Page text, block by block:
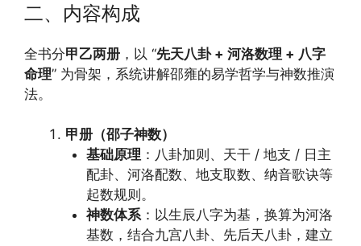
二、内容构成
全书分甲乙两册 ，以 “先天八卦 + 河洛数理 + 八字
命理” 为骨架，系统讲解邵雍的易学哲学与神数推演
法。
甲册（邵子神数）
基础原理 ：八卦加则、天干 / 地支 / 日主
配卦、河洛配数、地支取数、纳音歌诀等
起数规则。
神数体系：以生辰八字为基，换算为河洛
基数，结合九宫八卦、先后天八卦，建立